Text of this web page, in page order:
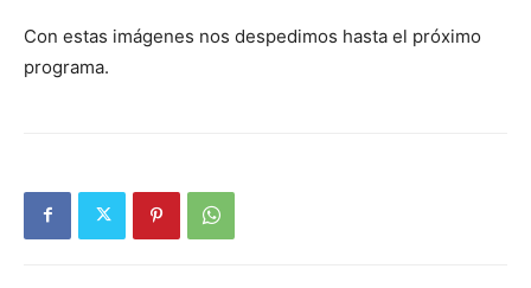
Con estas imágenes nos despedimos hasta el próximo
programa.